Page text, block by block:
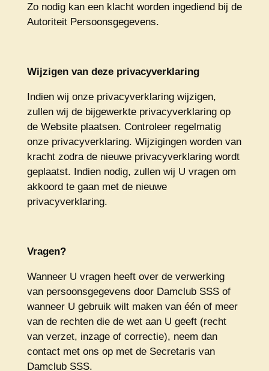
Zo nodig kan een klacht worden ingediend bij de
Autoriteit Persoonsgegevens.
Wijzigen van deze privacyverklaring
Indien wij onze privacyverklaring wijzigen,
zullen wij de bijgewerkte privacyverklaring op
de Website plaatsen. Controleer regelmatig
onze privacyverklaring. Wijzigingen worden van
kracht zodra de nieuwe privacyverklaring wordt
geplaatst. Indien nodig, zullen wij U vragen om
akkoord te gaan met de nieuwe
privacyverklaring.
Vragen?
Wanneer U vragen heeft over de verwerking
van persoonsgegevens door Damclub SSS of
wanneer U gebruik wilt maken van één of meer
van de rechten die de wet aan U geeft (recht
van verzet, inzage of correctie), neem dan
contact met ons op met de Secretaris van
Damclub SSS.